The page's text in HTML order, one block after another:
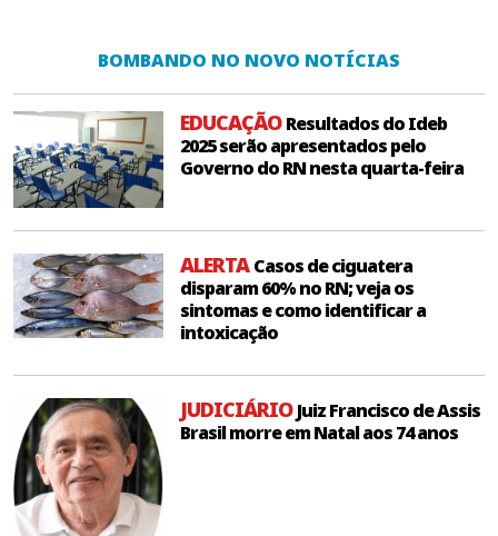
BOMBANDO NO NOVO NOTÍCIAS
EDUCAÇÃOResultados do Ideb
2025 serão apresentados pelo
Governo do RN nesta quarta-feira
ALERTACasos de ciguatera
disparam 60% no RN; veja os
sintomas e como identificar a
intoxicação
JUDICIÁRIOJuiz Francisco de Assis
Brasil morre em Natal aos 74 anos